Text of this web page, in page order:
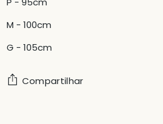
M - 100cm
G - 105cm
Compartilhar